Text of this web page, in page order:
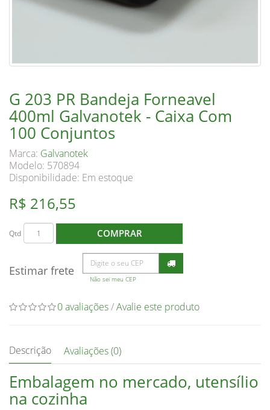
G 203 PR Bandeja Forneavel
400ml Galvanotek - Caixa Com
100 Conjuntos
Marca: Galvanotek
Modelo: 570894
Disponibilidade: Em estoque
R$ 216,55
Qtd COMPRAR
Estimar frete
Não sei meu CEP
0 avaliações/Avalie este produto
Descrição Avaliações (0)
Embalagem no mercado, utensílio
na cozinha